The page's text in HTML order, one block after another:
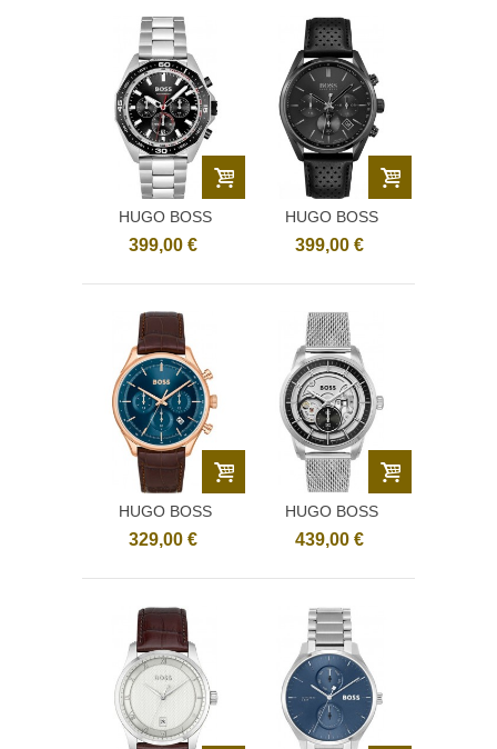
HUGO BOSS
1513971
399,00 €
HUGO BOSS
1513880
399,00 €
HUGO BOSS
1514050
329,00 €
HUGO BOSS
1513945
439,00 €